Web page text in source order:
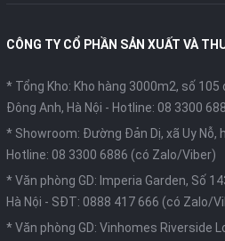
CÔNG TY CỔ PHẦN SẢN XUẤT VÀ
* Tổng Kho: Kho hàng 3000m2, số
Đông Anh, Hà Nội - Hotline: 08 3300
* Showroom: Đường Đản Dị, xã Uy Nỗ,
Hotline: 08 3300 6886 (có Zalo/Viber)
* Văn phòng GD: Imperia Garden, Số
Hà Nội - SĐT: 0888 417 666 (có Zalo/
* Văn phòng GD: Vinhomes Riverside